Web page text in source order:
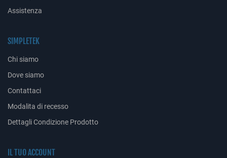
Assistenza
SIMPLETEK
Chi siamo
Dove siamo
Contattaci
Modalita di recesso
Dettagli Condizione Prodotto
IL TUO ACCOUNT